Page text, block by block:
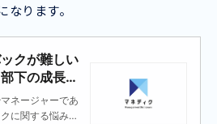
ります。
クが難しい
下の成長を
ニック
ネージャーであ
に関する悩みに